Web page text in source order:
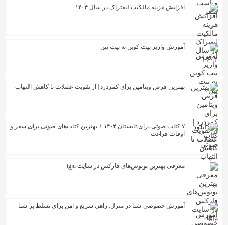
افزایش هزینه مالکیت لیفتراک در سال ۱۴۰۴
آموزش واریز بیت کوین به بیت پین
بهترین قرص ویتامین برای کمردرد | از تقویت عضلات تا کاهش التهاب
۷ کتاب صوتی برای تابستان ۱۴۰۴ + بهترین کتاب‌های صوتی برای سفر و
اوقات فراغت
معرفی بهترین بونوس‌های فارکس در سایت tgju
آموزش خصوصی شنا در منزل: راهی سریع و امن برای تسلط بر شنا